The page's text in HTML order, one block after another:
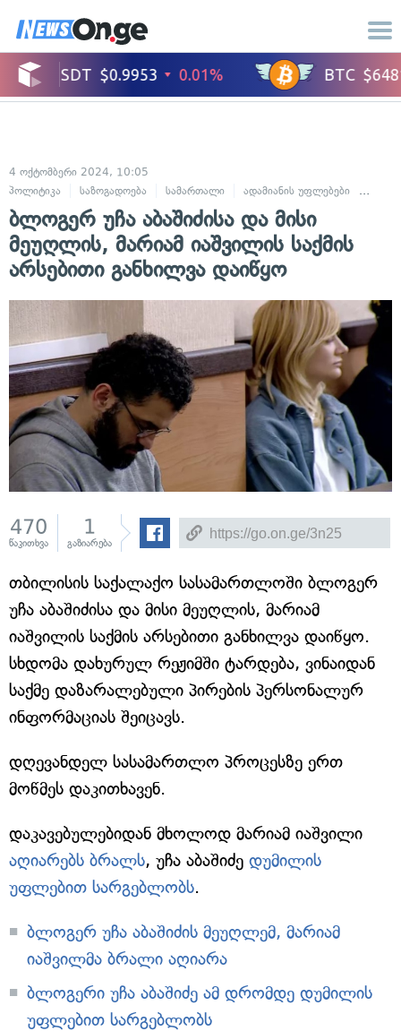
4 ოქტომბერი 2024, 10:05
პოლიტიკა
საზოგადოება სამართალი ადამიანის უფლებები
ბლოგერ უჩა აბაშიძისა და მისი
მეუღლის, მარიამ იაშვილის საქმის
არსებითი განხილვა დაიწყო
470
წაკითხვა
1
გაზიარება
თბილისის საქალაქო სასამართლოში ბლოგერ
უჩა აბაშიძისა და მისი მეუღლის, მარიამ
იაშვილის საქმის არსებითი განხილვა დაიწყო.
სხდომა დახურულ რეჟიმში ტარდება, ვინაიდან
საქმე დაზარალებული პირების პერსონალურ
ინფორმაციას შეიცავს.
დღევანდელ სასამართლო პროცესზე ერთ
მოწმეს დაკითხავენ.
დაკავებულებიდან მხოლოდ მარიამ იაშვილი
აღიარებს ბრალს, უჩა აბაშიძე დუმილის
უფლებით სარგებლობს.
ბლოგერ უჩა აბაშიძის მეუღლემ, მარიამ
იაშვილმა ბრალი აღიარა
ბლოგერი უჩა აბაშიძე ამ დრომდე დუმილის
უფლებით სარგებლობს